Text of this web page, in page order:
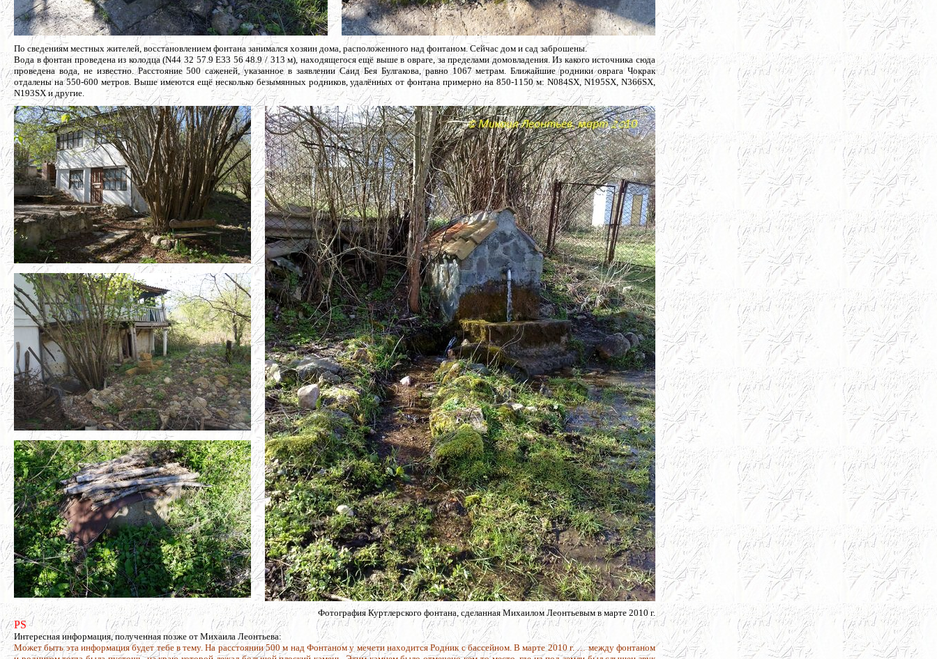
Фотография Куртлерского фонтана, сделанная Михаилом Леонтьевым в марте 2010 г.
PS
Интересная информация, полученная позже от Михаила Леонтьева:
Может быть эта информация будет тебе в тему. На расстоянии 500 м над Фонтаном у мечети находится Родник с бассейном. В марте 2010 г. … между фонтаном
По сведениям местных жителей, восстановлением фонтана занимался хозяин дома, расположенного над фонтаном. Сейчас дом и сад заброшены.
Вода в фонтан проведена из колодца (N44 32 57.9 E33 56 48.9 / 313 м), находящегося ещё выше в овраге, за пределами домовладения. Из какого источника сюда
проведена вода, не известно. Расстояние 500 саженей, указанное в заявлении Саид Бея Булгакова, равно 1067 метрам. Ближайшие родники оврага Чокрак
отдалены на 550-600 метров. Выше имеются ещё несколько безымянных родников, удалённых от фонтана примерно на 850-1150 м: N084SX, N195SX, N366SX,
N193SX и другие.